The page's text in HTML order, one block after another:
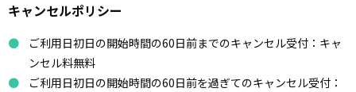
キャンセルポリシー
ご利用日初日の開始時間の60日前までのキャンセル受付：キャ
ンセル料無料
ご利用日初日の開始時間の60日前を過ぎてのキャンセル受付：